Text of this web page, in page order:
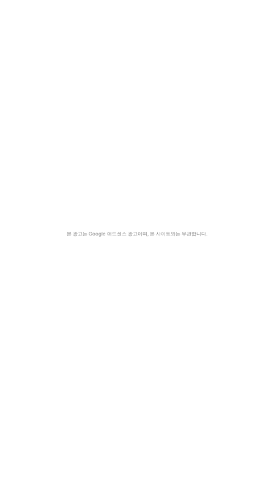
본 광고는 Google 애드센스 광고이며, 본 사이트와는 무관합니다.